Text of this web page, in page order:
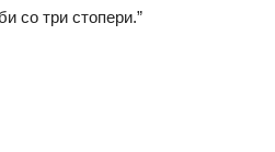
со три стопери.”